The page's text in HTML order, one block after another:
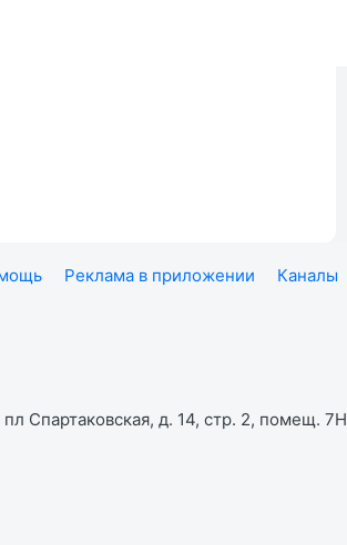
Реклама в приложении Каналы
Спартаковская, д. 14, стр. 2, помещ. 7Н